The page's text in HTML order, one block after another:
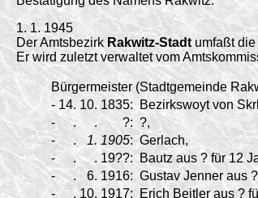
1. 1. 1945
Der Amtsbezirk Rakwitz-Stadtumfaßt die
Er wird zuletzt verwaltet vom
Bürgermeister (Stadtgemeinde
- 14. 10. 1835: Bezirkswoyt von
-
. . ?: ?,
-
. 1. 1905: Gerlach,
-
. . 19??: Bautz aus ? für 12
-
. 6. 1916: Gustav Jenner aus
-
. 10. 1917: Erich Beitler aus ?